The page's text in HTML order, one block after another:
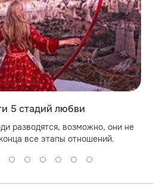
5 стадий любви
разводятся, возможно, они не
все этапы отношений.